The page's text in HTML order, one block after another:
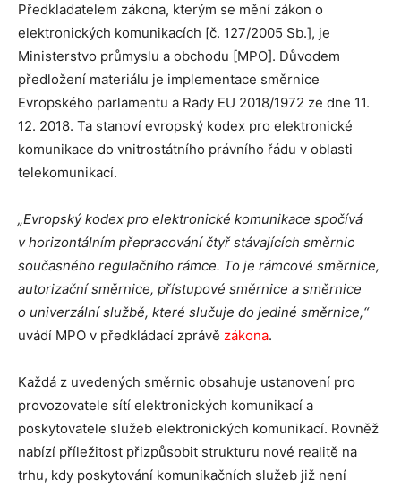
Předkladatelem zákona, kterým se mění zákon o
elektronických komunikacích [č. 127/2005 Sb.], je
Ministerstvo průmyslu a obchodu [MPO]. Důvodem
předložení materiálu je implementace směrnice
Evropského parlamentu a Rady EU 2018/1972 ze dne 11.
12. 2018. Ta stanoví evropský kodex pro elektronické
komunikace do vnitrostátního právního řádu v oblasti
telekomunikací.
„Evropský kodex pro elektronické komunikace spočívá
v horizontálním přepracování čtyř stávajících směrnic
současného regulačního rámce. To je rámcové směrnice,
autorizační směrnice, přístupové směrnice a směrnice
o univerzální službě, které slučuje do jediné směrnice,“
uvádí MPO v předkládací zprávě zákona.
Každá z uvedených směrnic obsahuje ustanovení pro
provozovatele sítí elektronických komunikací a
poskytovatele služeb elektronických komunikací. Rovněž
nabízí příležitost přizpůsobit strukturu nové realitě na
trhu, kdy poskytování komunikačních služeb již není